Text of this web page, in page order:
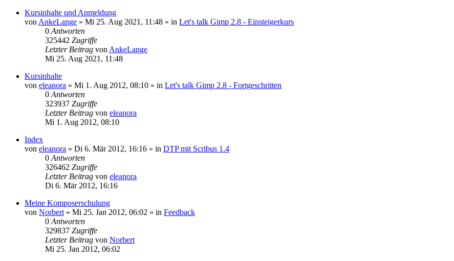
Kursinhalte und Anmeldung
von AnkeLange » Mi 25. Aug 2021, 11:48 » in Let's talk Gimp 2.8 - Einsteigerkurs
0 Antworten
325442 Zugriffe
Letzter Beitrag von AnkeLange
Mi 25. Aug 2021, 11:48
Kursinhalte
von eleanora » Mi 1. Aug 2012, 08:10 » in Let's talk Gimp 2.8 - Fortgeschritten
0 Antworten
323937 Zugriffe
Letzter Beitrag von eleanora
Mi 1. Aug 2012, 08:10
Index
von eleanora » Di 6. Mär 2012, 16:16 » in DTP mit Scribus 1.4
0 Antworten
326462 Zugriffe
Letzter Beitrag von eleanora
Di 6. Mär 2012, 16:16
Meine Komposerschulung
von Norbert » Mi 25. Jan 2012, 06:02 » in Feedback
0 Antworten
329837 Zugriffe
Letzter Beitrag von Norbert
Mi 25. Jan 2012, 06:02